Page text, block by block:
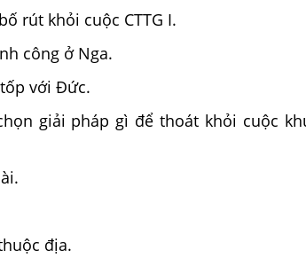
rút khỏi cuộc CTTG I.
công ở Nga.
với Đức.
giải pháp gì để thoát khỏi cuộc
địa.